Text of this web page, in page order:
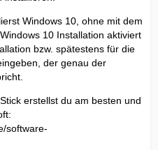
Windows 10, ohne mit dem
10 Installation aktiviert
bzw. spätestens für die
der genau der
erstellst du am besten und
software-